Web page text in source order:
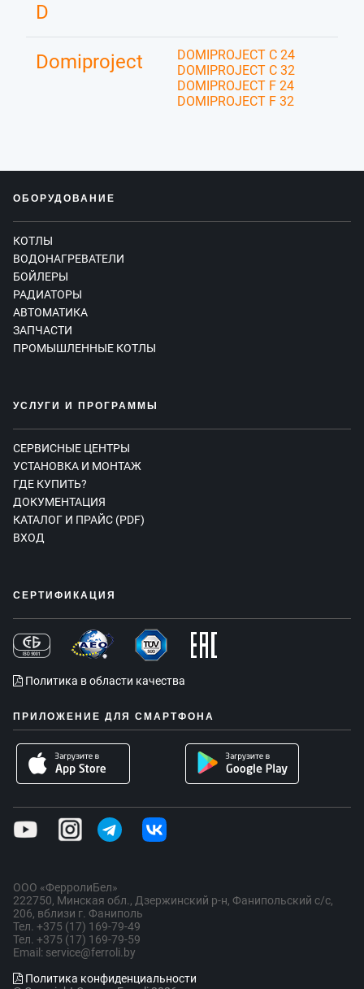
D
Domiproject
DOMIPROJECT C 24
DOMIPROJECT C 32
DOMIPROJECT F 24
DOMIPROJECT F 32
ОБОРУДОВАНИЕ
КОТЛЫ
ВОДОНАГРЕВАТЕЛИ
БОЙЛЕРЫ
РАДИАТОРЫ
АВТОМАТИКА
ЗАПЧАСТИ
ПРОМЫШЛЕННЫЕ КОТЛЫ
УСЛУГИ И ПРОГРАММЫ
СЕРВИСНЫЕ ЦЕНТРЫ
УСТАНОВКА И МОНТАЖ
ГДЕ КУПИТЬ?
ДОКУМЕНТАЦИЯ
КАТАЛОГ И ПРАЙС (PDF)
ВХОД
СЕРТИФИКАЦИЯ
Политика в области качества
ПРИЛОЖЕНИЕ ДЛЯ СМАРТФОНА
ООО «ФерролиБел»
222750, Минская обл., Дзержинский р-н, Фанипольский с/с,
206, вблизи г. Фаниполь
Тел. +375 (17) 169-79-49
Тел. +375 (17) 169-79-59
Email: service@ferroli.by
Политика конфиденциальности